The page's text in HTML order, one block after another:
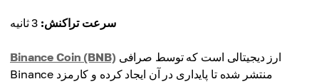
سرعت تراکنش:
Binance Coin (BNB)
Binance منتشر شده تا پایداری در آن ایجاد کرده و کارمزد